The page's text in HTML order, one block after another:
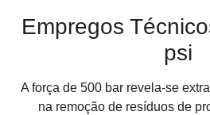
Empregos
psi
A força de 500 bar revela-se
na remoção de resíduos de